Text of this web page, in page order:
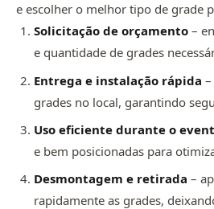
e escolher o melhor tipo de grade
Solicitação de orçamento –
e quantidade de grades
Entrega e instalação rápida
grades no local, garantindo
Uso eficiente durante o
e bem posicionadas para
Desmontagem e retirada –
rapidamente as grades,